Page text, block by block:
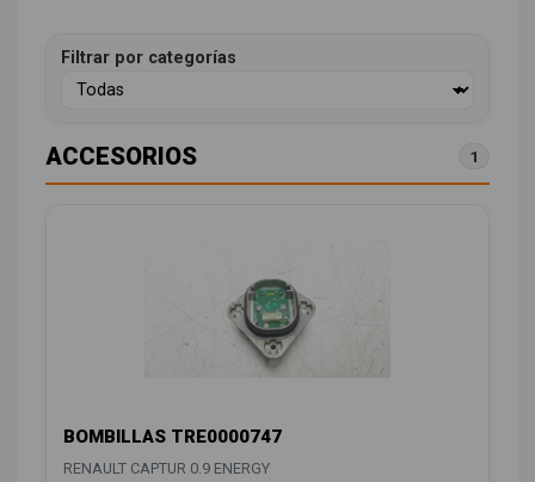
Filtrar por categorías
ACCESORIOS 1
BOMBILLAS TRE0000747
RENAULT CAPTUR 0.9 ENERGY